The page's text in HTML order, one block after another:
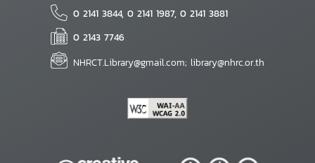
0 2141 3844, 0 2141 1987, 0 2141 3881
0 2143 7746
NHRCT.Library@gmail.com; library@nhrc.or.th